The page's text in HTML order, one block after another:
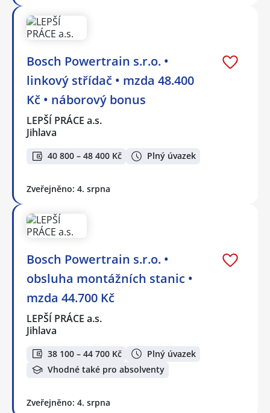
Bosch Powertrain s.r.o. •
linkový střídač • mzda 48.400
Kč • náborový bonus
LEPŠÍ PRÁCE a.s.
Jihlava
40 800 – 48 400 Kč Plný úvazek
Zveřejněno: 4. srpna
Bosch Powertrain s.r.o. •
obsluha montážních stanic •
mzda 44.700 Kč
LEPŠÍ PRÁCE a.s.
Jihlava
38 100 – 44 700 Kč
Plný úvazek
Vhodné také pro absolventy
Zveřejněno: 4. srpna